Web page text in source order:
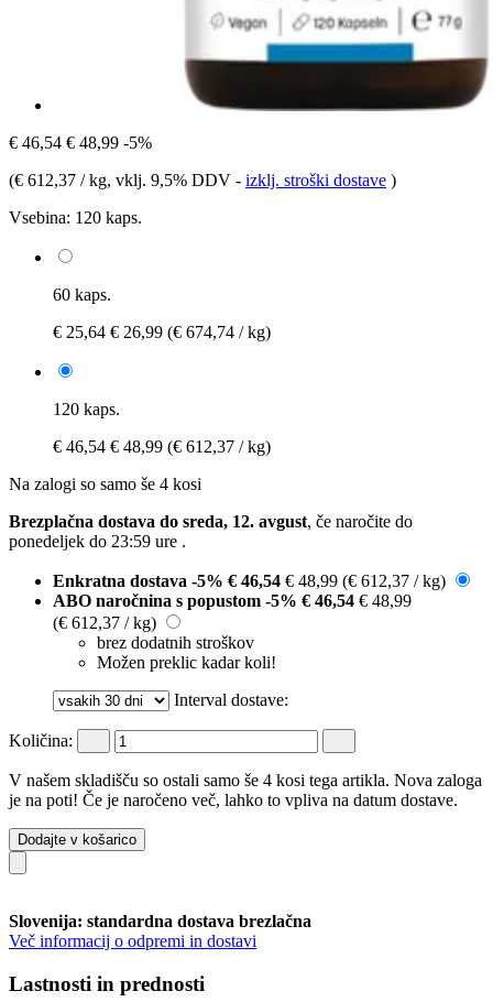
€ 46,54 € 48,99 -5%
(€ 612,37 / kg, vklj. 9,5% DDV - izklj. stroški dostave )
Vsebina: 120 kaps.
60 kaps.
€ 25,64 € 26,99 (€ 674,74 / kg)
120 kaps.
€ 46,54 € 48,99 (€ 612,37 / kg)
Na zalogi so samo še 4 kosi
Brezplačna dostava do sreda, 12. avgust, če naročite do
ponedeljek do 23:59 ure .
Enkratna dostava -5% € 46,54 € 48,99 (€ 612,37 / kg)
ABO naročnina s popustom -5% € 46,54 € 48,99
(€ 612,37 / kg)
brez dodatnih stroškov
Možen preklic kadar koli!
Interval dostave:
Količina:
V našem skladišču so ostali samo še 4 kosi tega artikla. Nova zaloga
je na poti! Če je naročeno več, lahko to vpliva na datum dostave.
Dodajte v košarico
Slovenija: standardna dostava brezlačna
Več informacij o odpremi in dostavi
Lastnosti in prednosti